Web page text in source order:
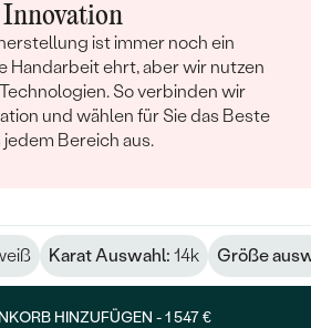
Innovation
ist immer noch ein
Handarbeit ehrt, aber wir nutzen
So verbinden wir
und wählen für Sie das Beste
jedem Bereich aus.
Karat Auswahl: 14k Größe
HINZUFÜGEN -1 547 €